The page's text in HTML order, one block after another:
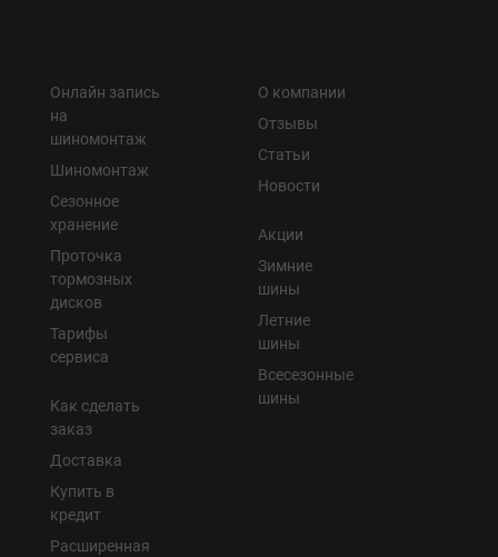
Онлайн запись
на
шиномонтаж
Шиномонтаж
Сезонное
хранение
Проточка
тормозных
дисков
Тарифы
сервиса
Как сделать
заказ
Доставка
Купить в
кредит
Расширенная
О компании
Отзывы
Статьи
Новости
Акции
Зимние
шины
Летние
шины
Всесезонные
шины